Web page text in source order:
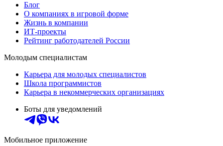
Блог
О компаниях в игровой форме
Жизнь в компании
ИТ-проекты
Рейтинг работодателей России
Молодым специалистам
Карьера для молодых специалистов
Школа программистов
Карьера в некоммерческих организациях
Боты для уведомлений
Мобильное приложение